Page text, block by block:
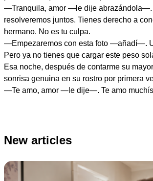
—Tranquila, amor —le dije abrazándola—.
resolveremos juntos. Tienes derecho a
hermano. No es tu culpa.
—Empezaremos con esta foto —añadí—.
Pero ya no tienes que cargar este peso
Esa noche, después de contarme su
sonrisa genuina en su rostro por primera
—Te amo, amor —le dije—. Te amo
New articles